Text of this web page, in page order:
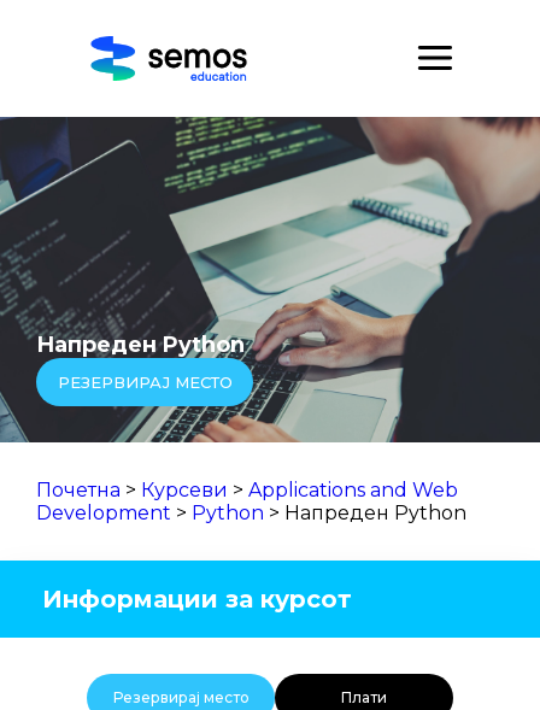
Напреден Python
РЕЗЕРВИРАЈ МЕСТО
Почетна > Курсеви > Applications and Web
Development > Python > Напреден Python
Информации за курсот
Резервирај место Плати